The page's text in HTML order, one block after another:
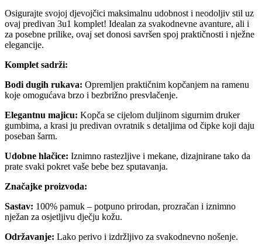
Osigurajte svojoj djevojčici maksimalnu udobnost i neodoljiv stil uz
ovaj predivan 3u1 komplet! Idealan za svakodnevne avanture, ali i
za posebne prilike, ovaj set donosi savršen spoj praktičnosti i nježne
elegancije.
Komplet sadrži:
Bodi dugih rukava: Opremljen praktičnim kopčanjem na ramenu
koje omogućava brzo i bezbrižno presvlačenje.
Elegantnu majicu: Kopča se cijelom duljinom sigurnim druker
gumbima, a krasi ju predivan ovratnik s detaljima od čipke koji daju
poseban šarm.
Udobne hlačice: Iznimno rastezljive i mekane, dizajnirane tako da
prate svaki pokret vaše bebe bez sputavanja.
Značajke proizvoda:
Sastav: 100% pamuk – potpuno prirodan, prozračan i iznimno
nježan za osjetljivu dječju kožu.
Održavanje: Lako perivo i izdržljivo za svakodnevno nošenje.